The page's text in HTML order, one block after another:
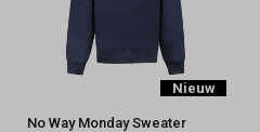
Nieuw
No Way Monday Sweater